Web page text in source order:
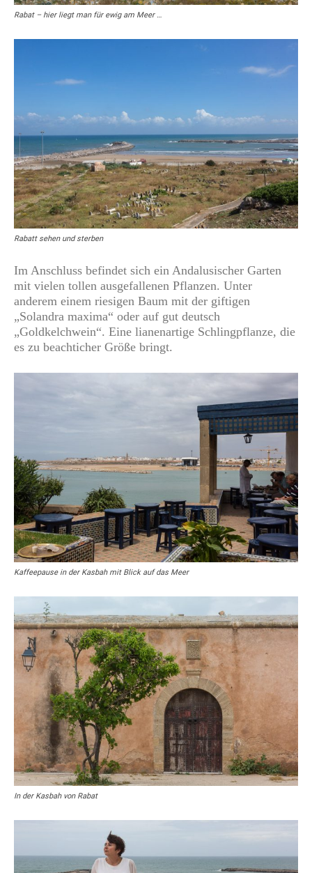
Rabat – hier liegt man für ewig am Meer …
Rabatt sehen und sterben
Im Anschluss befindet sich ein Andalusischer Garten
mit vielen tollen ausgefallenen Pflanzen. Unter
anderem einem riesigen Baum mit der giftigen
„Solandra maxima“ oder auf gut deutsch
„Goldkelchwein“. Eine lianenartige Schlingpflanze, die
es zu beachticher Größe bringt.
Kaffeepause in der Kasbah mit Blick auf das Meer
In der Kasbah von Rabat